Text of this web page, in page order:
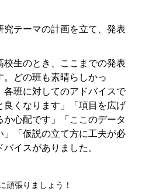
究テーマの計画を立て、発表
生のとき、ここまでの発表
どの班も素晴らしかっ
各班に対してのアドバイスで
良くなります」「項目を広げ
心配です」「ここのデータ
「仮説の立て方に工夫が必
イスがありました。
頑張りましょう！